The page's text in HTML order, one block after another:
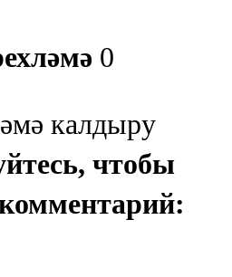
0
калдыру
чтобы